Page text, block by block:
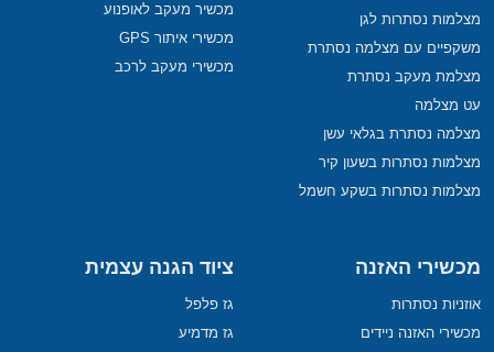
מצלמות נסתרות לגן
משקפיים עם מצלמה נסתרת
מצלמת מעקב נסתרת
עט מצלמה
מצלמה נסתרת בגלאי עשן
מצלמות נסתרות בשעון קיר
מצלמות נסתרות בשקע חשמל
מכשיר מעקב לאופנוע
מכשירי איתור GPS
מכשירי מעקב לרכב
מכשירי האזנה
אוזניות נסתרות
מכשירי האזנה ניידים
ציוד הגנה עצמית
גז פלפל
גז מדמיע